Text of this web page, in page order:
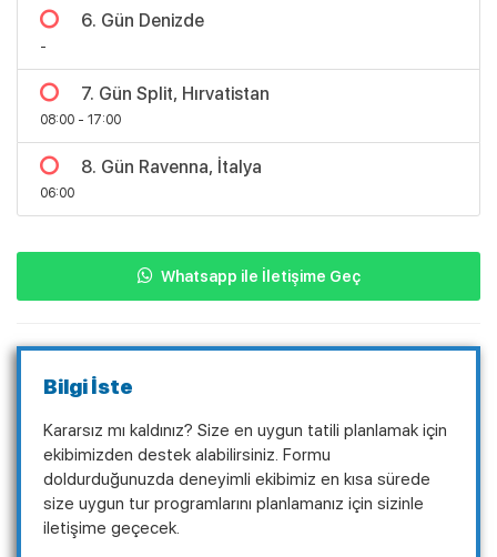
6. Gün Denizde
-
7. Gün Split, Hırvatistan
08:00 - 17:00
8. Gün Ravenna, İtalya
06:00
Whatsapp ile İletişime Geç
Bilgi İste
Kararsız mı kaldınız? Size en uygun tatili planlamak için
ekibimizden destek alabilirsiniz. Formu
doldurduğunuzda deneyimli ekibimiz en kısa sürede
size uygun tur programlarını planlamanız için sizinle
iletişime geçecek.